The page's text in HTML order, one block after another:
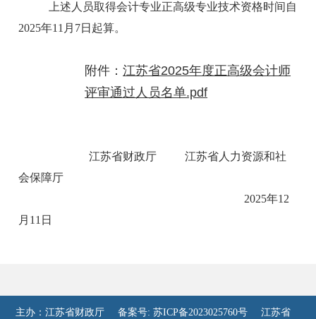
上述人员取得会计专业正高级专业技术资格时间自
2025年11月7日起算。
附件：江苏省2025年度正高级会计师
评审通过人员名单.pdf
江苏省财政厅 江苏省人力资源和社
会保障厅
2025年12
月11日
主办：江苏省财政厅 备案号: 苏ICP备2023025760号 江苏省